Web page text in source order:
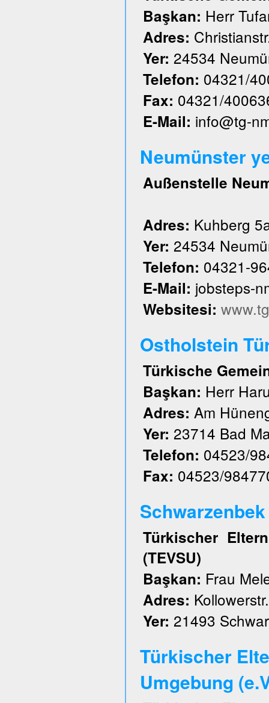
Başkan: Herr
Adres:
Yer: 24534
Telefon: 04321/
Fax: 04321/
E-Mail: info@tg-
Neumünster
Außenstelle
Adres: Kuhberg
Yer: 24534
Telefon: 04321-
E-Mail: jobsteps-
Websitesi:
Ostholstein
Türkische
Başkan: Herr
Adres: Am
Yer: 23714 Bad
Telefon: 04523/
Fax: 04523/
Türkischer
(TEVSU)
Başkan: Frau
Adres:
Yer: 21493
Türkischer
Umgebung